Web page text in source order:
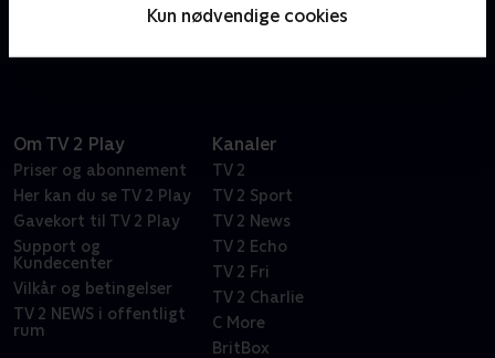
Kun nødvendige cookies
problemer med de elementære kræfter vand, sol,
Om TV 2 Play
Priser og abonnement
Her kan du se TV 2 Play
Gavekort til TV 2 Play
Support og
Kundecenter
Vilkår og betingelser
TV 2 NEWS i offentligt
rum
Kanaler
TV 2
TV 2 Sport
TV 2 News
TV 2 Echo
TV 2 Fri
TV 2 Charlie
C More
BritBox